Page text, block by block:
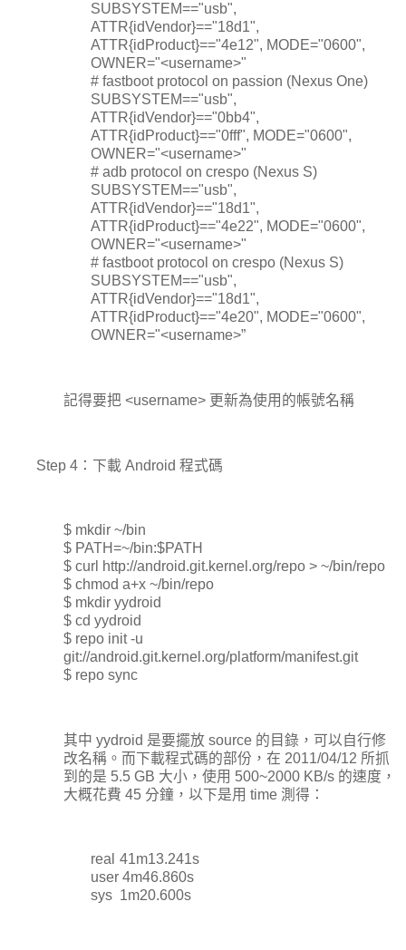
SUBSYSTEM=="usb",
ATTR{idVendor}=="18d1",
ATTR{idProduct}=="4e12", MODE="0600",
OWNER="<username>"
# fastboot protocol on passion (Nexus One)
SUBSYSTEM=="usb",
ATTR{idVendor}=="0bb4",
ATTR{idProduct}=="0fff", MODE="0600",
OWNER="<username>"
# adb protocol on crespo (Nexus S)
SUBSYSTEM=="usb",
ATTR{idVendor}=="18d1",
ATTR{idProduct}=="4e22", MODE="0600",
OWNER="<username>"
# fastboot protocol on crespo (Nexus S)
SUBSYSTEM=="usb",
ATTR{idVendor}=="18d1",
ATTR{idProduct}=="4e20", MODE="0600",
OWNER="<username>”
記得要把 <username> 更新為使用的帳號名稱
Step 4：下載 Android 程式碼
$ mkdir ~/bin
$ PATH=~/bin:$PATH
$ curl http://android.git.kernel.org/repo > ~/bin/repo
$ chmod a+x ~/bin/repo
$ mkdir yydroid
$ cd yydroid
$ repo init -u
git://android.git.kernel.org/platform/manifest.git
$ repo sync
其中 yydroid 是要擺放 source 的目錄，可以自行修
改名稱。而下載程式碼的部份，在 2011/04/12 所抓
到的是 5.5 GB 大小，使用 500~2000 KB/s 的速度，
大概花費 45 分鐘，以下是用 time 測得：
real 41m13.241s
user 4m46.860s
sys 1m20.600s